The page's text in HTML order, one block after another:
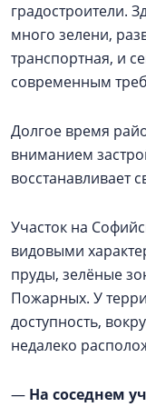
градостроители.
много зелени,
транспортная, и
современным
Долгое время
вниманием
восстанавливает
Участок на
видовыми
пруды, зелёные
Пожарных. У
доступность,
недалеко
— На соседнем